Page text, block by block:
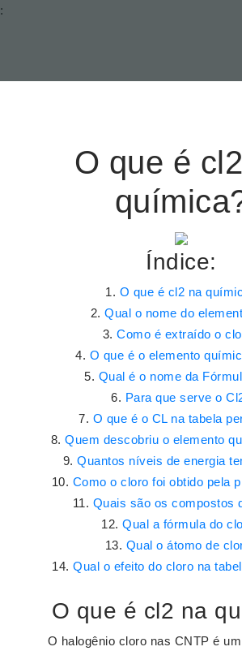
:
O que é
Índice:
O que é cl2 na
Qual o nome do
Como é extraído o
O que é o elemento
Qual é o nome da
Para que serve o
O que é o CL na tabela
Quem descobriu o elemento
Quantos níveis de energia
Como o cloro foi obtido pela
Quais são os compostos
Qual a fórmula do
Qual o átomo de
Qual o efeito do cloro na
O que é cl2 na
O halogênio cloro nas CNTP é